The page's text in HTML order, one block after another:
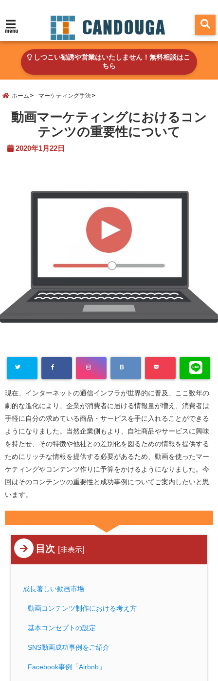
menu
しつこい勧誘や営業はいたしません！無料相談はこ
ちら
ホーム マーケティング手法
動画マーケティングにおけるコン
テンツの重要性について
2020年1月22日
現在、インターネットの通信インフラが世界的に普及、ここ数年の
劇的な進化により、企業が消費者に届ける情報量が増え、消費者は
手軽に自分の求めている商品・サービスを手に入れることができる
ようになりました。当然企業側もより、自社商品やサービスに興味
を持たせ、その特徴や他社との差別化を図るための情報を提供する
ためにリッチな情報を提供する必要があるため、動画を使ったマー
ケティングやコンテンツ作りに予算をかけるようになりました。今
回はそのコンテンツの重要性と成功事例についてご案内したいと思
います。
目次 [非表示]
成長著しい動画市場
動画コンテンツ制作における考え方
基本コンセプトの設定
SNS動画成功事例をご紹介
Facebook事例「Airbnb」